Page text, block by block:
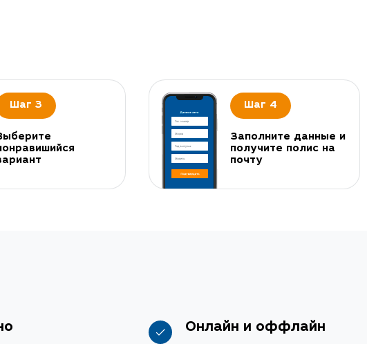
Шаг 3 Шаг 4
Заполните данные и
получите полис на
почту
Онлайн и оффлайн